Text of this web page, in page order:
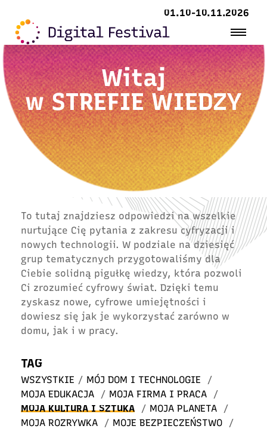
01.10-10.11.2026
Witaj
wSTREFIE WIEDZY
To tutaj znajdziesz odpowiedzi na wszelkie
nurtujące Cię pytania z zakresu cyfryzacji i
nowych technologii. W podziale na dziesięć
grup tematycznych przygotowaliśmy dla
Ciebie solidną pigułkę wiedzy, która pozwoli
Ci zrozumieć cyfrowy świat. Dzięki temu
zyskasz nowe, cyfrowe umiejętności i
dowiesz się jak je wykorzystać zarówno w
domu, jak i w pracy.
TAG
WSZYSTKIE / MÓJ DOM I TECHNOLOGIE
/
MOJA EDUKACJA
/ MOJA FIRMA I PRACA
/
MOJA KULTURA I SZTUKA
/ MOJA PLANETA
/
MOJA ROZRYWKA
/ MOJE BEZPIECZEŃSTWO
/